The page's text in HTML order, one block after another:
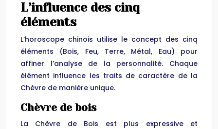
L’influence des cinq
éléments
L’horoscope chinois utilise le concept des cinq
éléments (Bois, Feu, Terre, Métal, Eau) pour
affiner l’analyse de la personnalité. Chaque
élément influence les traits de caractère de la
Chèvre de manière unique.
Chèvre de bois
La Chèvre de Bois est plus expressive et